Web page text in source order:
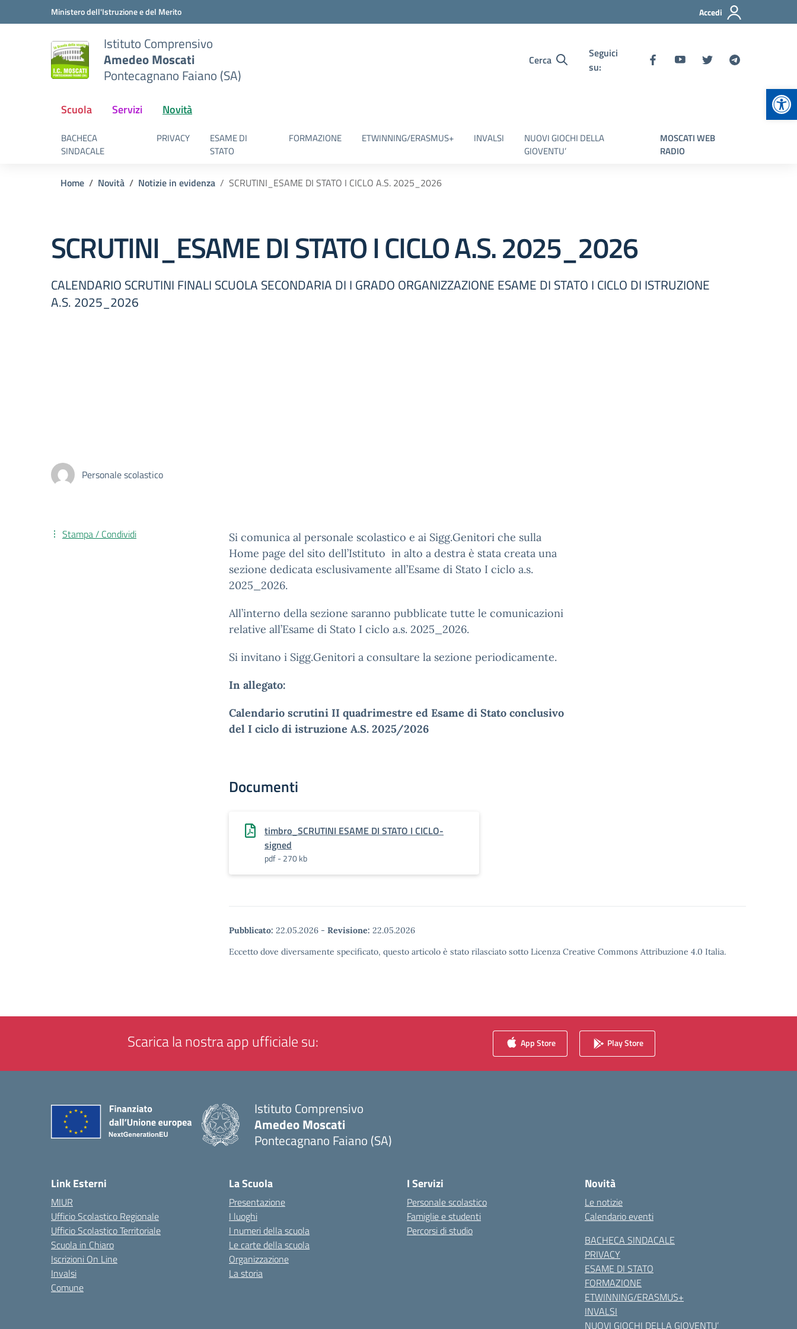
Vai ai contenuti
Vai al menu di navigazioneMinistero dell'Istruzione e del Merito Accedi
Istituto Comprensivo
Amedeo Moscati
Pontecagnano Faiano (SA)
Cerca
Seguici
su:
Scuola Servizi Novità
BACHECA
SINDACALE
PRIVACY
ESAME DI
STATO
FORMAZIONE ETWINNING/ERASMUS+ INVALSI
NUOVI GIOCHI DELLA
GIOVENTU’
MOSCATI WEB
RADIO
Home Novità Notizie in evidenza SCRUTINI_ESAME DI STATO I CICLO A.S. 2025_2026
SCRUTINI_ESAME DI STATO I CICLO A.S. 2025_2026
CALENDARIO SCRUTINI FINALI SCUOLA SECONDARIA DI I GRADO ORGANIZZAZIONE ESAME DI STATO I CICLO DI ISTRUZIONE
A.S. 2025_2026
Personale scolastico
Si comunica al personale scolastico e ai Sigg.Genitori che sulla
Home page del sito dell’Istituto in alto a destra è stata creata una
sezione dedicata esclusivamente all’Esame di Stato I ciclo a.s.
2025_2026.
All’interno della sezione saranno pubblicate tutte le comunicazioni
relative all’Esame di Stato I ciclo a.s. 2025_2026.
Si invitano i Sigg.Genitori a consultare la sezione periodicamente.
In allegato:
Calendario scrutini II quadrimestre ed Esame di Stato conclusivo
del I ciclo di istruzione A.S. 2025/2026
Documenti
timbro_SCRUTINI ESAME DI STATO I CICLO-
signed
pdf - 270 kb
Pubblicato: 22.05.2026 - Revisione: 22.05.2026
Eccetto dove diversamente specificato, questo articolo è stato rilasciato sotto Licenza Creative Commons Attribuzione 4.0 Italia.
Stampa / Condividi
Scarica la nostra app ufficiale su: App Store Play Store
Istituto Comprensivo
Amedeo Moscati
Pontecagnano Faiano (SA)
Link Esterni
MIUR
Ufficio Scolastico Regionale
Ufficio Scolastico Territoriale
Scuola in Chiaro
Iscrizioni On Line
Invalsi
Comune
La Scuola
Presentazione
I luoghi
I numeri della scuola
Le carte della scuola
Organizzazione
La storia
I Servizi
Personale scolastico
Famiglie e studenti
Percorsi di studio
Novità
Le notizie
Calendario eventi
BACHECA SINDACALE
PRIVACY
ESAME DI STATO
FORMAZIONE
ETWINNING/ERASMUS+
INVALSI
NUOVI GIOCHI DELLA GIOVENTU’